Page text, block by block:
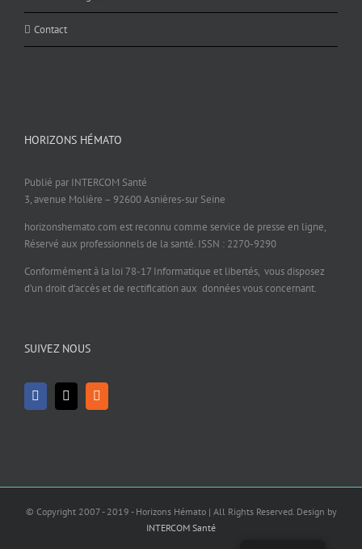
Contact
HORIZONS HÉMATO
Publié par INTERCOM Santé
3, avenue Molière – 92600 Asnières-sur Seine
horizonshemato.com est reconnu comme service de presse en ligne,
Réservé aux professionnels de la santé. ISSN : 2270-9290
Conformément à la loi 78-17 Informatique et libertés, vous disposez
d’un droit d’accès et de rectification aux données vous concernant.
SUIVEZ NOUS
© Copyright 2007 - 2019 - Horizons Hémato | All Rights Reserved. Design by
INTERCOM Santé